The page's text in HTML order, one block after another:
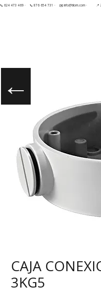
📞 624 473 469 · 📞 876 654 731 · ✉️ info@tilorn.com · 📍
CAJA
3KG5
←